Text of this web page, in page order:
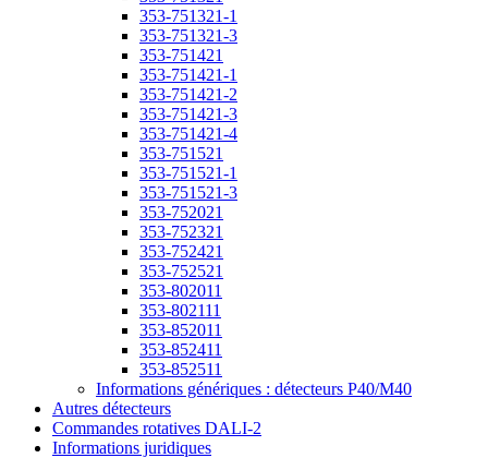
353-751321-1
353-751321-3
353-751421
353-751421-1
353-751421-2
353-751421-3
353-751421-4
353-751521
353-751521-1
353-751521-3
353-752021
353-752321
353-752421
353-752521
353-802011
353-802111
353-852011
353-852411
353-852511
Informations génériques : détecteurs P40/M40
Autres détecteurs
Commandes rotatives DALI-2
Informations juridiques